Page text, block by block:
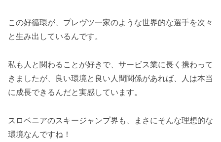
この好循環が、プレヴツ一家のような世界的な選手を次々
と生み出しているんです。
私も人と関わることが好きで、サービス業に長く携わって
きましたが、良い環境と良い人間関係があれば、人は本当
に成長できるんだと実感しています。
スロベニアのスキージャンプ界も、まさにそんな理想的な
環境なんですね！